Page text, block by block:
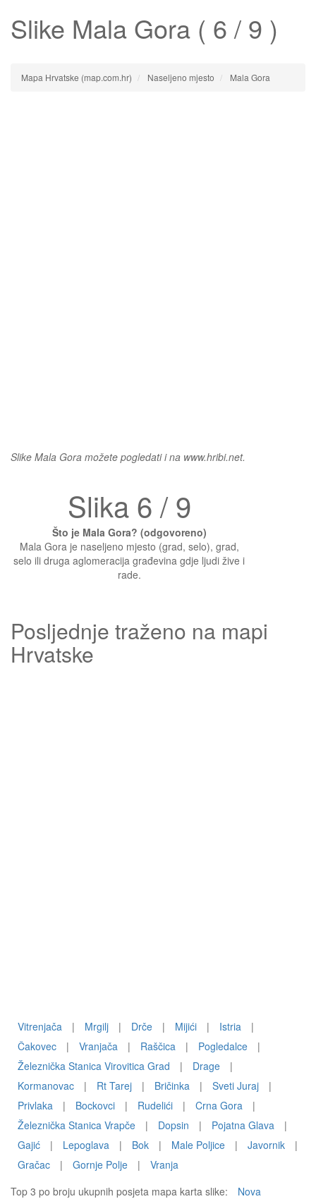
Slike Mala Gora ( 6 / 9 )
Mapa Hrvatske (map.com.hr) Naseljeno mjesto Mala Gora
Slike Mala Gora možete pogledati i na www.hribi.net.
Slika 6 / 9
Što je Mala Gora? (odgovoreno)
Mala Gora je naseljeno mjesto (grad, selo), grad,
selo ili druga aglomeracija građevina gdje ljudi žive i
rade.
Posljednje traženo na mapi
Hrvatske
Vitrenjača | Mrgilj | Drče | Mijići | Istria
|
Čakovec
| Vranjača | Raščica | Pogledalce
|
Železnička Stanica Virovitica Grad
| Drage
|
Kormanovac
| Rt Tarej | Bričinka | Sveti Juraj
|
Privlaka
| Bockovci | Rudelići | Crna Gora
|
Železnička Stanica Vrapče
| Dopsin | Pojatna Glava
|
Gajić
| Lepoglava | Bok | Male Poljice | Javornik
|
Gračac
| Gornje Polje |
Vranja
Top 3 po broju ukupnih posjeta mapa karta slike:
Nova